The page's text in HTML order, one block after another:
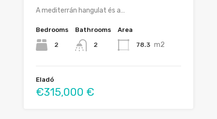
A mediterrán hangulat és a…
Bedrooms
2
Bathrooms
2
Area
78.3 m2
Eladó
€315,000 €